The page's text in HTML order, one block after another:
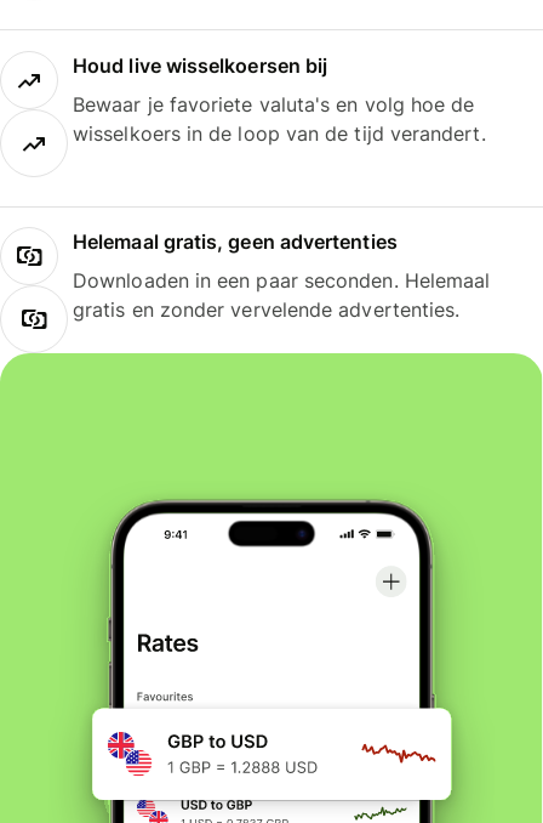
Houd live wisselkoersen bij
Bewaar je favoriete valuta's en volg hoe de
wisselkoers in de loop van de tijd verandert.
Helemaal gratis, geen advertenties
Downloaden in een paar seconden. Helemaal
gratis en zonder vervelende advertenties.